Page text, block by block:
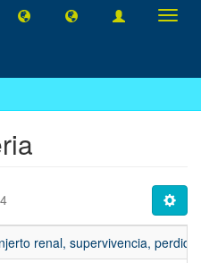
renal, supervivencia,